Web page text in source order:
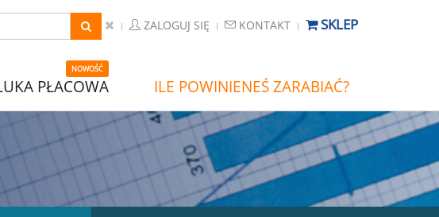
ZALOGUJ SIĘ KONTAKT SKLEP
NOWOŚĆ
PŁACOWA ILE POWINIENEŚ ZARABIAĆ?